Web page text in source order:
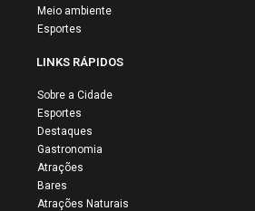
Meio ambiente
Esportes
LINKS RÁPIDOS
Sobre a Cidade
Esportes
Destaques
Gastronomia
Atrações
Bares
Atrações Naturais